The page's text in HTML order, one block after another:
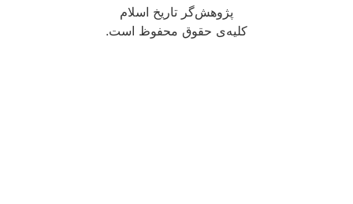
پژوهش‌گر تاریخ اسلام
کلیه‌ی حقوق محفوظ است.